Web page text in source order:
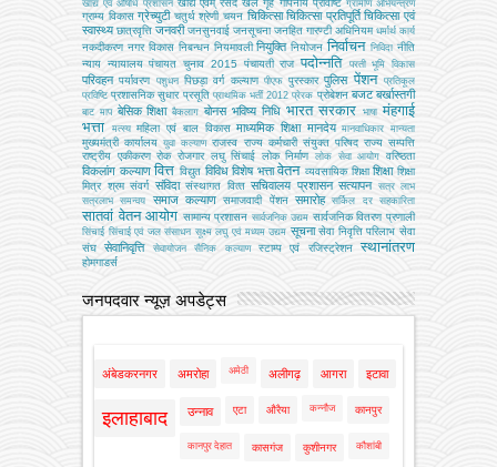
खाद्य एवं औषधि प्रशासन खाद्य एवम् रसद खेल गृह गोपनीय प्रविष्टि ग्रामीण अभियन्‍त्रण
ग्राम्य विकास ग्रेच्युटी चतुर्थ श्रेणी चयन चिकित्सा चिकित्सा प्रतिपूर्ति चिकित्‍सा एवं
स्वास्थ्य छात्रवृत्ति जनवरी जनसुनवाई जनसूचना जनहित गारण्टी अधिनियम धर्मार्थ कार्य
नकदीकरण नगर विकास निबन्‍धन नियमावली नियुक्ति नियोजन निर्वाचन निविदा नीति
न्याय न्यायालय पंचायत चुनाव 2015 पंचायती राज पदोन्नति परती भूमि विकास
परिवहन पर्यावरण पशुधन पिछड़ा वर्ग कल्‍याण पीएफ पुरस्कार पुलिस पेंशन
प्रतिकूल
प्रविष्टि प्रशासनिक सुधार प्रसूति प्राथमिक भर्ती 2012 प्रेरक प्रोबेशन बजट बर्खास्तगी
बाट माप बेसिक शिक्षा बैकलाग बोनस भविष्य निधि भारत सरकार भाषा मंहगाई
भत्ता
मत्‍स्‍य महिला एवं बाल विकास माध्यमिक शिक्षा मानदेय मानवाधिकार मान्यता
मुख्‍यमंत्री कार्यालय युवा कल्याण राजस्व राज्य कर्मचारी संयुक्त परिषद राज्य सम्पत्ति
राष्ट्रीय एकीकरण रोक रोजगार लघु सिंचाई लोक निर्माण लोक सेवा आयोग वरिष्ठता
विकलांग कल्याण वित्त विद्युत विविध विशेष भत्ता वेतन व्‍यवसायिक शिक्षा शिक्षा शिक्षा
मित्र श्रम संवर्ग संविदा संस्‍थागत वित्‍त सचिवालय प्रशासन सत्यापन सत्र लाभ
सत्रलाभ
समन्वय समाज कल्याण समाजवादी पेंशन समारोह सर्किल दर सहकारिता
सातवां वेतन आयोग सामान्य प्रशासन सार्वजनिक उद्यम सार्वजनिक वितरण प्रणाली
सिंचाई सिंचाई एवं जल संसाधन सूक्ष्म लघु एवं मध्यम उद्यम सूचना सेवा निवृत्ति परिलाभ सेवा
संघ
सेवानिवृत्ति सेवायोजन सैनिक कल्‍याण स्टाम्प एवं रजिस्ट्रेशन स्थानांतरण
होमगाडर्स
जनपदवार न्यूज़ अपडेट्स
अंबेडकरनगर अमरोहा अमेठी अलीगढ़ आगरा इटावा
इलाहाबाद उन्नाव एटा औरैया कन्नौज कानपुर
कानपुर देहात कासगंज कुशीनगर कौशांबी